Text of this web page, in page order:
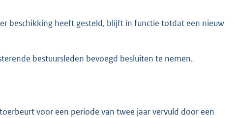
beschikking heeft gesteld, blijft in functie totdat een nieuw
bestuursleden bevoegd besluiten te nemen.
voor een periode van twee jaar vervuld door een